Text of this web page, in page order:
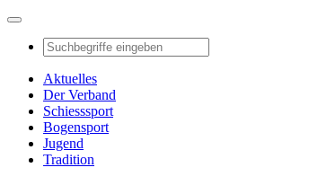
Aktuelles
Der Verband
Schiesssport
Bogensport
Jugend
Tradition